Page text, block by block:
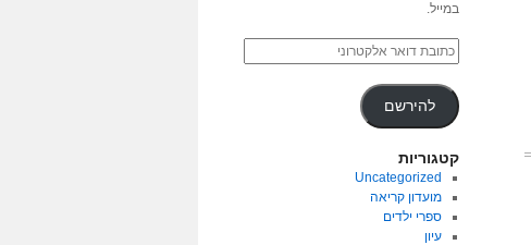
במייל.
להירשם
קטגוריות
Uncategorized
מועדון קריאה
ספרי ילדים
עיון